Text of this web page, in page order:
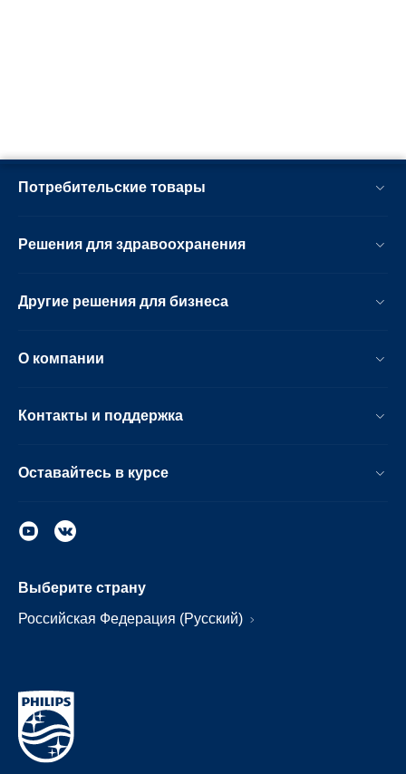
Потребительские товары
Решения для здравоохранения
Другие решения для бизнеса
О компании
Контакты и поддержка
Оставайтесь в курсе
Выберите страну
Российская Федерация (Русский)